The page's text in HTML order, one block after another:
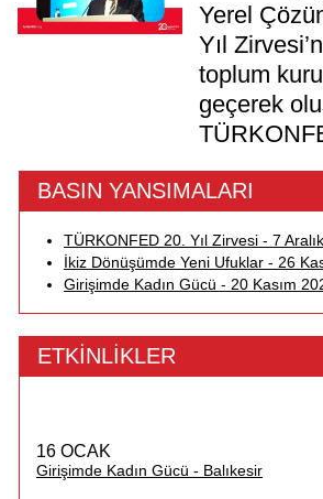
Yerel
Yıl
toplum
geçerek
BASIN YANSIMALARI
TÜRKONFED 20. Yıl Zirvesi - 7
İkiz Dönüşümde Yeni Ufuklar - 26
Girişimde Kadın Gücü - 20 Kasım
ETKİNLİKLER
16 OCAK
Girişimde Kadın Gücü - Balıkesir